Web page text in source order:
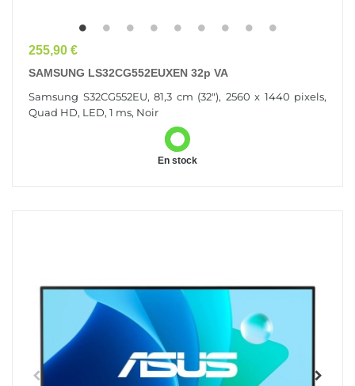
Prix
255,90 €
SAMSUNG LS32CG552EUXEN 32p VA
Samsung S32CG552EU, 81,3 cm (32"), 2560 x 1440 pixels,
Quad HD, LED, 1 ms, Noir
En stock